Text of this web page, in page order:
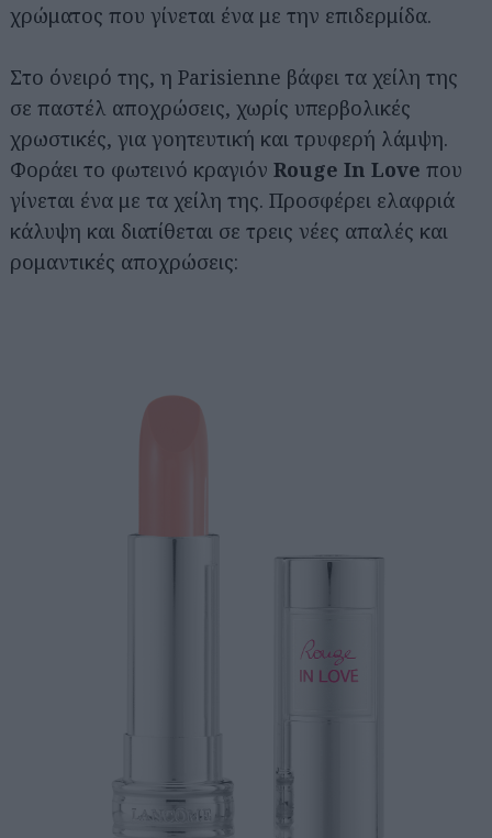
χρώματος που γίνεται ένα με την επιδερμίδα.
Στο όνειρό της, η Parisienne βάφει τα χείλη της
σε παστέλ αποχρώσεις, χωρίς υπερβολικές
χρωστικές, για γοητευτική και τρυφερή λάμψη.
Φοράει το φωτεινό κραγιόν Rouge In Love που
γίνεται ένα με τα χείλη της. Προσφέρει ελαφριά
κάλυψη και διατίθεται σε τρεις νέες απαλές και
ρομαντικές αποχρώσεις: